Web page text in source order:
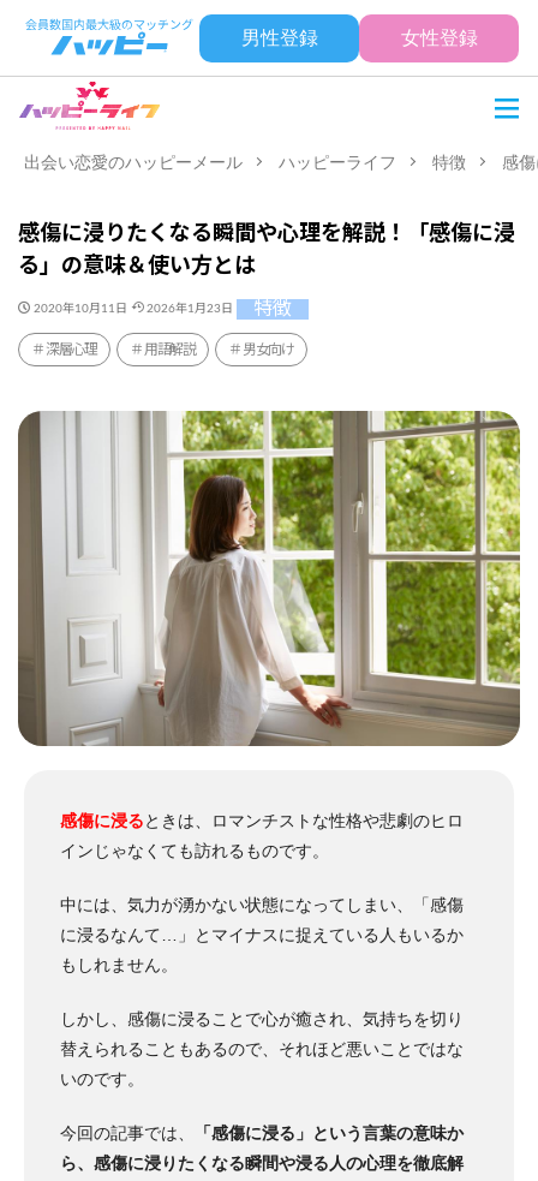
男性登録 女性登録
出会い恋愛のハッピーメール ハッピーライフ 特徴 感
感傷に浸りたくなる瞬間や心理を解説！「感傷に浸
る」の意味＆使い方とは
2020年10月11日 2026年1月23日 特徴
深層心理 用語解説 男女向け
感傷に浸るときは、ロマンチストな性格や悲劇のヒロ
インじゃなくても訪れるものです。
中には、気力が湧かない状態になってしまい、「感傷
に浸るなんて…」とマイナスに捉えている人もいるか
もしれません。
しかし、感傷に浸ることで心が癒され、気持ちを切り
替えられることもあるので、それほど悪いことではな
いのです。
今回の記事では、
「感傷に浸る」という言葉の意味か
ら、感傷に浸りたくなる瞬間や浸る人の心理を徹底解